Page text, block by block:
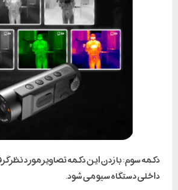
دکمه سوم: با زدن این دکمه تصاویر مورد نظر
داخلی دستگاه سیو می شود.